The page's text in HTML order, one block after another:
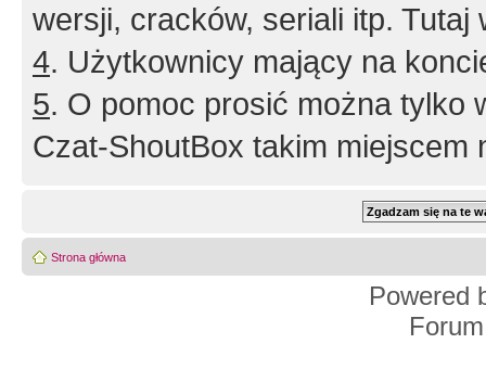
wersji, cracków, seriali itp. Tutaj
4. Użytkownicy mający na
5. O pomoc prosić można tylko
Czat-ShoutBox takim miejscem
Strona główna
Powered